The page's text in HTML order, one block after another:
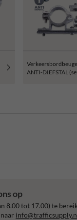
ANTI-DIEFSTAL
op
8.00 tot 17.00) te